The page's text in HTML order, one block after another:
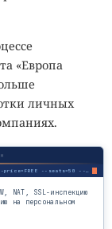
«Европа
личных
./register --course="UserGate NGFW" --date=13.08.2026 --price=FREE --seats=50 --mode=online
NAT, SSL-инспекцию
на персональном